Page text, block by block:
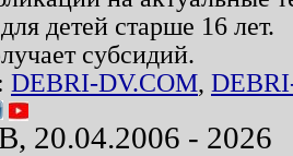
детей старше 16 лет.
субсидий.
DEBRI-DV.COM,
20.04.2006 - 2026